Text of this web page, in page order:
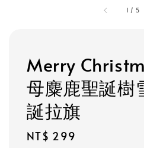
1 / 5
Merry
母麋鹿聖誕樹
誕拉旗
Regular
NT$ 299